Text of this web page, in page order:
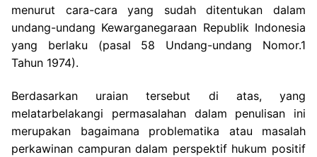
menurut cara-cara yang sudah ditentukan dalam
undang-undang Kewarganegaraan Republik Indonesia
yang berlaku (pasal 58 Undang-undang Nomor.1
Tahun 1974).
Berdasarkan uraian tersebut di atas, yang
melatarbelakangi permasalahan dalam penulisan ini
merupakan bagaimana problematika atau masalah
perkawinan campuran dalam perspektif hukum positif